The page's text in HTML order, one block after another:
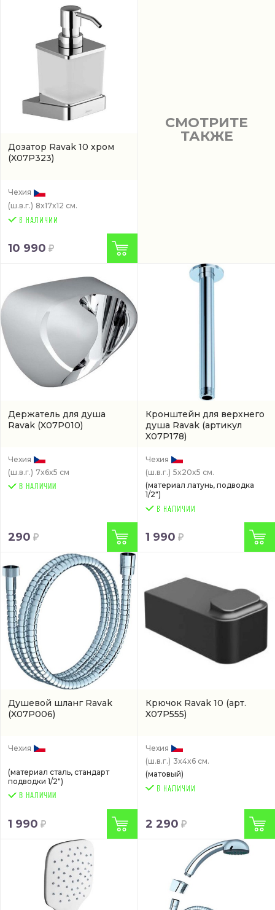
Дозатор Ravak 10 хром
(X07P323)
Чехия
(ш.в.г.) 8x17x12 см.
10 990
СМОТРИТЕ
ТАКЖЕ
Держатель для душа
Ravak (X07P010)
Чехия
(ш.в.г.) 7x6x5 см
В НАЛИЧИИ
290
Кронштейн для верхнего
душа Ravak (артикул
X07P178)
Чехия
(ш.в.г.) 5x20x5 см.
(материал латунь, подводка
1/2")
1 990
Душевой шланг Ravak
(X07P006)
Чехия
(материал сталь, стандарт
подводки 1/2")
В НАЛИЧИИ
1 990
Крючок Ravak 10 (арт.
X07P555)
Чехия
(ш.в.г.) 3x4x6 см.
(матовый)
2 290